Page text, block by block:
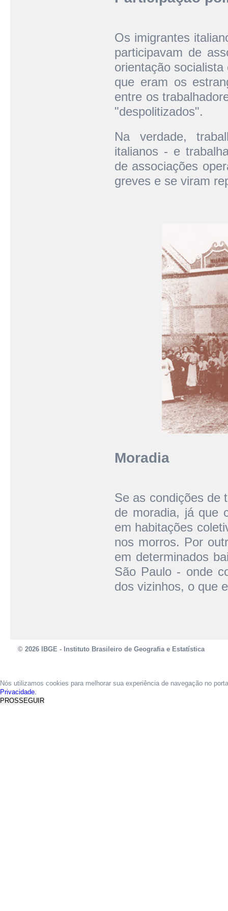
Os imigrantes
participavam de
orientação
que eram os
entre os
"despolitizados".
Na verdade,
italianos - e
de associações
greves e se viram
Moradia
Se as condições de
de moradia, já que
em habitações
nos morros. Por
em determinados
São Paulo - onde
dos vizinhos, o que
© 2026 IBGE - Instituto Brasileiro de Geografia e Estatística
Nós utilizamos cookies para melhorar sua experiência de navegação no
Privacidade.
PROSSEGUIR